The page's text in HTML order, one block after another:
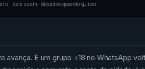
· sem spam · desative quando quiser
avança. É um grupo +18 no WhatsApp